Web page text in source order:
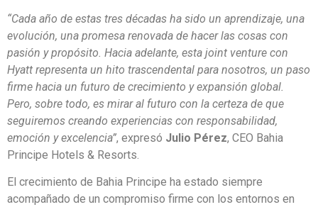
“Cada año de estas tres décadas ha sido un aprendizaje, una
evolución, una promesa renovada de hacer las cosas con
pasión y propósito. Hacia adelante, esta joint venture con
Hyatt representa un hito trascendental para nosotros, un paso
firme hacia un futuro de crecimiento y expansión global.
Pero, sobre todo, es mirar al futuro con la certeza de que
seguiremos creando experiencias con responsabilidad,
emoción y excelencia”, expresó Julio Pérez, CEO Bahia
Principe Hotels & Resorts.
El crecimiento de Bahia Principe ha estado siempre
acompañado de un compromiso firme con los entornos en